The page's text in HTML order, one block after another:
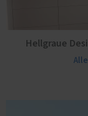
Hellgraue